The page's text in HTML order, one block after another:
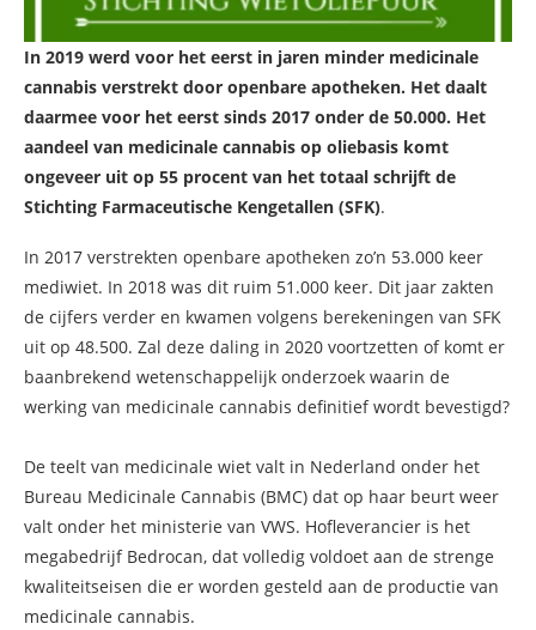
In 2019 werd voor het eerst in jaren minder medicinale
cannabis verstrekt door openbare apotheken. Het daalt
daarmee voor het eerst sinds 2017 onder de 50.000. Het
aandeel van medicinale cannabis op oliebasis komt
ongeveer uit op 55 procent van het totaal schrijft de
Stichting Farmaceutische Kengetallen (SFK).
In 2017 verstrekten openbare apotheken zo’n 53.000 keer
mediwiet. In 2018 was dit ruim 51.000 keer. Dit jaar zakten
de cijfers verder en kwamen volgens berekeningen van SFK
uit op 48.500. Zal deze daling in 2020 voortzetten of komt er
baanbrekend wetenschappelijk onderzoek waarin de
werking van medicinale cannabis definitief wordt bevestigd?
De teelt van medicinale wiet valt in Nederland onder het
Bureau Medicinale Cannabis (BMC) dat op haar beurt weer
valt onder het ministerie van VWS. Hofleverancier is het
megabedrijf Bedrocan, dat volledig voldoet aan de strenge
kwaliteitseisen die er worden gesteld aan de productie van
medicinale cannabis.